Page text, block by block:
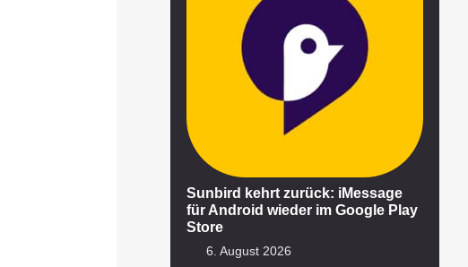
Sunbird kehrt zurück: iMessage
für Android wieder im Google Play
Store
6. August 2026